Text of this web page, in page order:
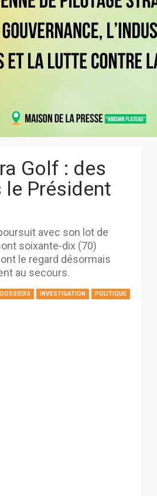
Golf : des
Président
avec son lot de
soixante-dix (70)
le regard désormais
au secours.
DOSSIERS INVESTIGATION POLITIQUE